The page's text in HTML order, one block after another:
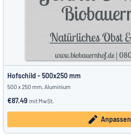
Hofschild - 500x250 mm
500 x 250 mm, Aluminium
€87.49 mit MwSt.
Anpassen